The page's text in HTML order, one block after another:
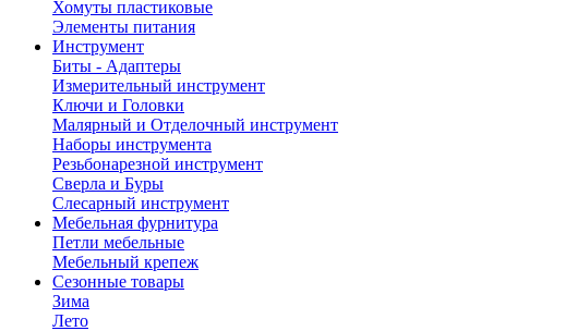
Хомуты пластиковые
Элементы питания
Инструмент
Биты - Адаптеры
Измерительный инструмент
Ключи и Головки
Малярный и Отделочный инструмент
Наборы инструмента
Резьбонарезной инструмент
Сверла и Буры
Слесарный инструмент
Мебельная фурнитура
Петли мебельные
Мебельный крепеж
Сезонные товары
Зима
Лето